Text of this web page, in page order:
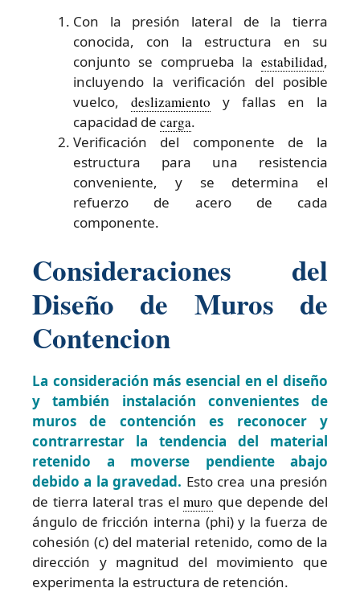
Con la presión lateral de la tierra
conocida, con la estructura en su
conjunto se comprueba la estabilidad,
incluyendo la verificación del posible
vuelco, deslizamiento y fallas en la
capacidad de carga.
Verificación del componente de la
estructura para una resistencia
conveniente, y se determina el
refuerzo de acero de cada
componente.
Consideraciones del
Diseño de Muros de
Contencion
La consideración más esencial en el diseño
y también instalación convenientes de
muros de contención es reconocer y
contrarrestar la tendencia del material
retenido a moverse pendiente abajo
debido a la gravedad. Esto crea una presión
de tierra lateral tras elmuro que depende del
ángulo de fricción interna (phi) y la fuerza de
cohesión (c) del material retenido, como de la
dirección y magnitud del movimiento que
experimenta la estructura de retención.